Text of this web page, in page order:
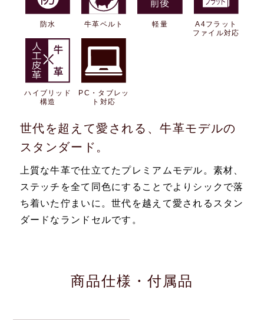
防水 牛革ベルト 軽量
A4フラット
ファイル対応
ハイブリッド
構造
PC・タブレッ
ト対応
世代を超えて愛される、牛革モデルの
スタンダード。
上質な牛革で仕立てたプレミアムモデル。素材、
ステッチを全て同色にすることでよりシックで落
ち着いた佇まいに。世代を越えて愛されるスタン
ダードなランドセルです。
商品仕様・付属品